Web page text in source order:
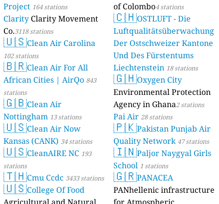
Project 164 stations
Clarity Clarity Movement
Co.3118 stations
🇺🇸Clean Air Carolina
102 stations
🇧🇷Clean Air For All
African Cities | AirQo 843
stations
🇬🇧Clean Air
Nottingham 13 stations
🇺🇸Clean Air Now
Kansas (CANK) 34 stations
🇺🇸CleanAIRE NC 193
stations
🇹🇭Cmu Ccdc 3433 stations
🇺🇸College Of Food
of Colombo4 stations
🇨🇭OSTLUFT - Die
Luftqualitätsüberwachung
Der Ostschweizer Kantone
Und Des Fürstentums
Liechtenstein 18 stations
🇬🇭Oxygen City
Environmental Protection
Agency in Ghana2 stations
Pai Air 28 stations
🇵🇰Pakistan Punjab Air
Quality Network 47 stations
🇮🇳Paljor Naygyal Girls
School 1 stations
🇬🇷PANACEA
PANhellenic infrastructure